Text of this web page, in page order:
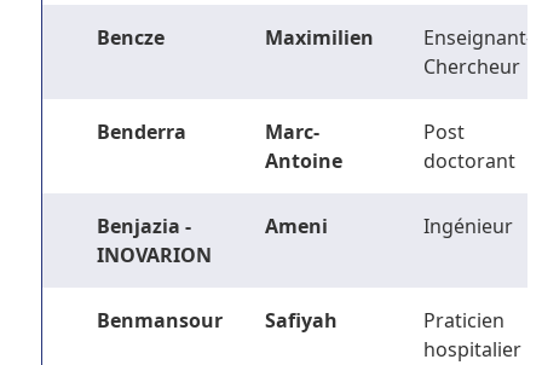
Bencze Maximilien
Enseignant-
Chercheur
Benderra
Marc-
Antoine
Post
doctorant
Benjazia -
INOVARION
Ameni Ingénieur
Benmansour Safiyah
Praticien
hospitalier